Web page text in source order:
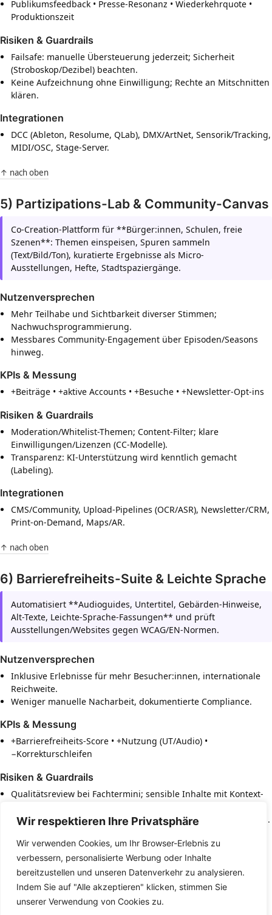
Wir respektieren Ihre Privatsphäre
Wir verwenden Cookies, um Ihr Browser-Erlebnis zu
verbessern, personalisierte Werbung oder Inhalte
bereitzustellen und unseren Datenverkehr zu analysieren.
Indem Sie auf "Alle akzeptieren" klicken, stimmen Sie
unserer Verwendung von Cookies zu.
Publikumsfeedback • Presse-Resonanz • Wiederkehrquote •
Produktionszeit
Risiken & Guardrails
Failsafe: manuelle Übersteuerung jederzeit; Sicherheit
(Stroboskop/Dezibel) beachten.
Keine Aufzeichnung ohne Einwilligung; Rechte an Mitschnitten
klären.
Integrationen
DCC (Ableton, Resolume, QLab), DMX/ArtNet, Sensorik/Tracking,
MIDI/OSC, Stage-Server.
↑ nach oben
5) Partizipations-Lab & Community-Canvas
Co-Creation-Plattform für **Bürger:innen, Schulen, freie
Szenen**: Themen einspeisen, Spuren sammeln
(Text/Bild/Ton), kuratierte Ergebnisse als Micro-
Ausstellungen, Hefte, Stadtspaziergänge.
Nutzenversprechen
Mehr Teilhabe und Sichtbarkeit diverser Stimmen;
Nachwuchsprogrammierung.
Messbares Community-Engagement über Episoden/Seasons
hinweg.
KPIs & Messung
+Beiträge • +aktive Accounts • +Besuche • +Newsletter-Opt-ins
Risiken & Guardrails
Moderation/Whitelist-Themen; Content-Filter; klare
Einwilligungen/Lizenzen (CC-Modelle).
Transparenz: KI-Unterstützung wird kenntlich gemacht
(Labeling).
Integrationen
CMS/Community, Upload-Pipelines (OCR/ASR), Newsletter/CRM,
Print-on-Demand, Maps/AR.
↑ nach oben
6) Barrierefreiheits-Suite & Leichte Sprache
Automatisiert **Audioguides, Untertitel, Gebärden-Hinweise,
Alt-Texte, Leichte-Sprache-Fassungen** und prüft
Ausstellungen/Websites gegen WCAG/EN-Normen.
Nutzenversprechen
Inklusive Erlebnisse für mehr Besucher:innen, internationale
Reichweite.
Weniger manuelle Nacharbeit, dokumentierte Compliance.
KPIs & Messung
+Barrierefreiheits-Score • +Nutzung (UT/Audio) •
−Korrekturschleifen
Risiken & Guardrails
Qualitätsreview bei Fachtermini; sensible Inhalte mit Kontext-
Keine biometrische Identifikation; minimale Datenspeicherung.
Integrationen
TTS/STT, Gebärden-Ressourcen, PDF/Office-Checker, CMS/App,
Terminologie-Glossare.